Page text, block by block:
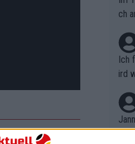
ch
Ich
ird
r in
em